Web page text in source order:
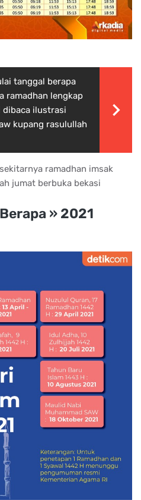
tanggal berapa
ramadhan lengkap
dibaca ilustrasi
kupang rasulullah
ramadhan imsak
jumat berbuka bekasi
» 2021